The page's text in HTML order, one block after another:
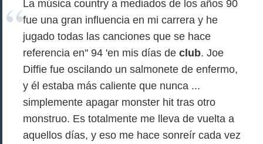
La música country a mediados de los años 90
fue una gran influencia en mi carrera y he
jugado todas las canciones que se hace
referencia en'' 94 'en mis días de club. Joe
Diffie fue oscilando un salmonete de enfermo,
y él estaba más caliente que nunca ...
simplemente apagar monster hit tras otro
monstruo. Es totalmente me lleva de vuelta a
aquellos días, y eso me hace sonreír cada vez